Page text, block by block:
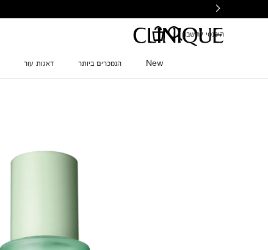
היכנסי לחשבון
New הנמכרים ביותר דאגות עור